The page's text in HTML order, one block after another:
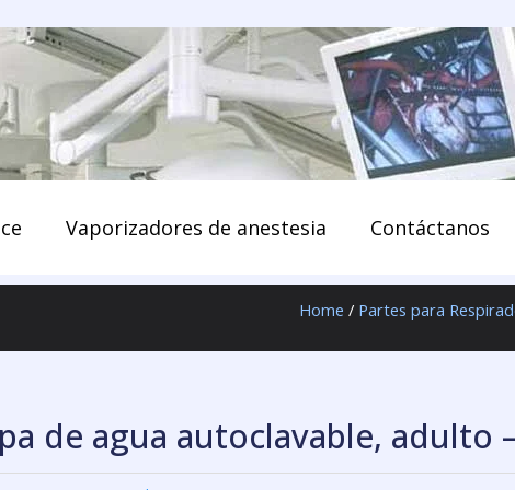
Vaporizadores de anestesia Contáctanos
Home / Partes para
de agua autoclavable, adulto